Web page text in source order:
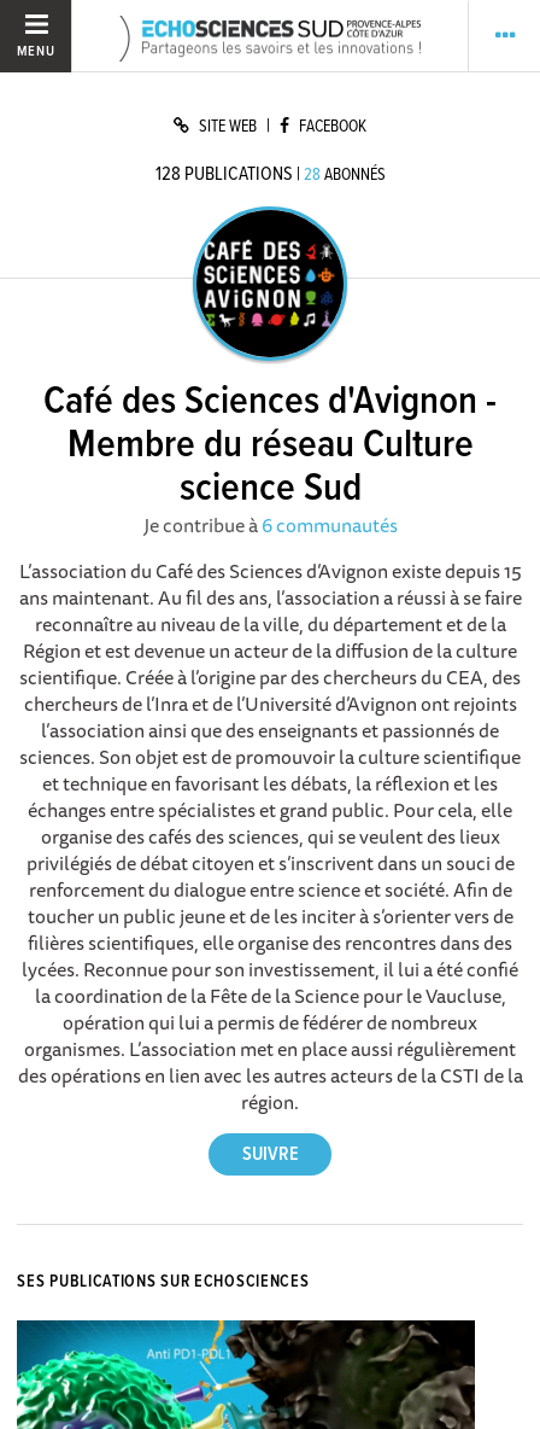
MENU
SITE WEB | FACEBOOK
128 PUBLICATIONS | 28ABONNÉS
Café des Sciences d'Avignon -
Membre du réseau Culture
science Sud
Je contribue à6 communautés
L’association du Café des Sciences d’Avignon existe depuis 15
ans maintenant. Au fil des ans, l’association a réussi à se faire
reconnaître au niveau de la ville, du département et de la
Région et est devenue un acteur de la diffusion de la culture
scientifique. Créée à l’origine par des chercheurs du CEA, des
chercheurs de l’Inra et de l’Université d’Avignon ont rejoints
l’association ainsi que des enseignants et passionnés de
sciences. Son objet est de promouvoir la culture scientifique
et technique en favorisant les débats, la réflexion et les
échanges entre spécialistes et grand public. Pour cela, elle
organise des cafés des sciences, qui se veulent des lieux
privilégiés de débat citoyen et s’inscrivent dans un souci de
renforcement du dialogue entre science et société. Afin de
toucher un public jeune et de les inciter à s’orienter vers de
filières scientifiques, elle organise des rencontres dans des
lycées. Reconnue pour son investissement, il lui a été confié
la coordination de la Fête de la Science pour le Vaucluse,
opération qui lui a permis de fédérer de nombreux
organismes. L’association met en place aussi régulièrement
des opérations en lien avec les autres acteurs de la CSTI de la
région.
SES PUBLICATIONS SUR ECHOSCIENCES